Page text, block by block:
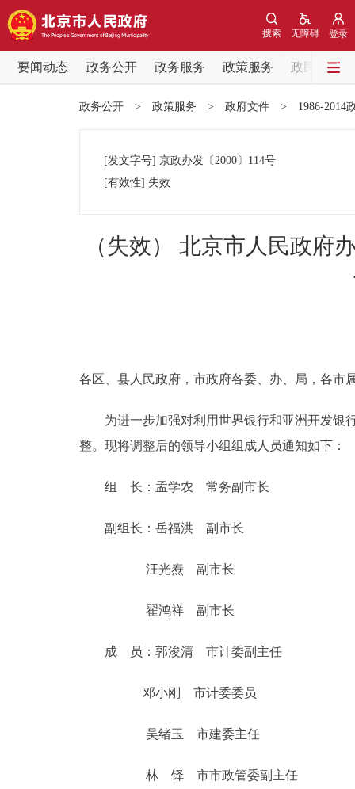
登录
无障碍
搜索
要闻动态 政务公开 政务服务 政策服务
政民互动
党中央精神
政务公开
政务服务
便民服务
中介服务
12345网上接诉即办
参与调查
北京概况
政务公开 > 政策服务 > 政府文件 > 1986-2014
[发文字号] 京政办发 〔2000〕 114号
[有效性] 失效
（失效） 北京市人民政府
各区、县人民政府，市政府各委、办、局，各市
为进一步加强对利用世界银行和亚洲开发银行
整。现将调整后的领导小组组成人员通知如下：
组 长：孟学农 常务副市长
副组长：岳福洪 副市长
汪光焘 副市长
翟鸿祥 副市长
成 员：郭浚清 市计委副主任
邓小刚 市计委委员
吴绪玉 市建委主任
林 铎 市市政管委副主任